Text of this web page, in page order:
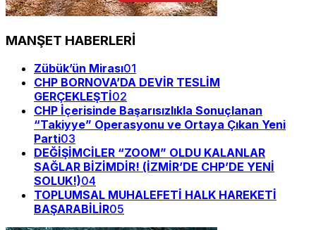
MANŞET HABERLERİ
Zübük’ün Mirası01
CHP BORNOVA’DA DEVİR TESLİM
GERÇEKLEŞTİ02
CHP İçerisinde Başarısızlıkla Sonuçlanan
“Takiyye” Operasyonu ve Ortaya Çıkan Yeni
Parti03
DEĞİŞİMCİLER “ZOOM” OLDU KALANLAR
SAĞLAR BİZİMDİR! (İZMİR’DE CHP’DE YENİ
SOLUK!)04
TOPLUMSAL MUHALEFETİ HALK HAREKETİ
BAŞARABİLİR05